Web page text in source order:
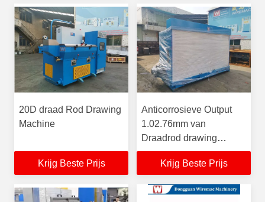
20D draad Rod Drawing
Machine
Krijg Beste Prijs
Anticorrosieve Output
1.02.76mm van
Draadrod drawing
machine 55KW AC
Krijg Beste Prijs